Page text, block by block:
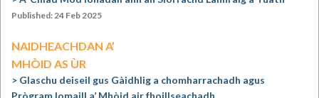
Published: 24 Feb 2025
NAIDHEACHDAN A’
MHÒID AS ÙR
Glaschu deiseil gus Gàidhlig a chomharrachadh agus
Prògram Iomaill a’ Mhòid air fhoillseachadh